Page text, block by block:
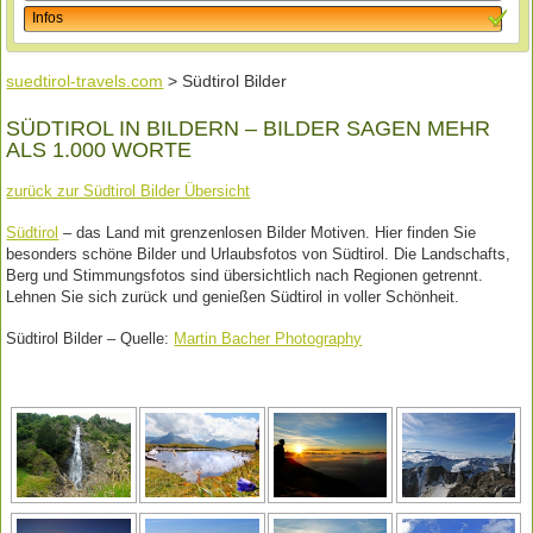
Infos
suedtirol-travels.com > Südtirol Bilder
SÜDTIROL IN BILDERN – BILDER SAGEN MEHR
ALS 1.000 WORTE
zurück zur Südtirol Bilder Übersicht
Südtirol – das Land mit grenzenlosen Bilder Motiven. Hier finden Sie
besonders schöne Bilder und Urlaubsfotos von Südtirol. Die Landschafts,
Berg und Stimmungsfotos sind übersichtlich nach Regionen getrennt.
Lehnen Sie sich zurück und genießen Südtirol in voller Schönheit.
Südtirol Bilder – Quelle: Martin Bacher Photography